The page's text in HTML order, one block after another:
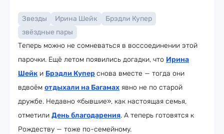
Звезды Ирина Шейк
Брэдли Купер
звёздные пары
Теперь можно не сомневаться в воссоединении этой
парочки. Ещё летом появились догадки, что Ирина
Шейк и Брэдли Купер снова вместе — тогда они
вдвоём отдыхали на Багамах явно не по старой
дружбе. Недавно «бывшие», как настоящая семья,
отметили День благодарения. А теперь готовятся к
Рождеству — тоже по-семейному.